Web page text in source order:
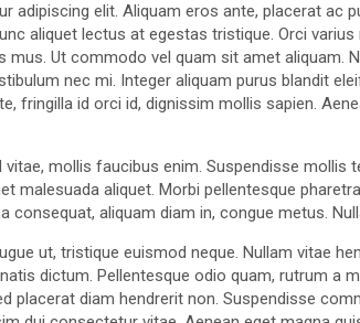
elit. Aliquam eros ante, placerat ac
aliquet lectus at egestas tristique. Orci
Ut commodo vel quam sit amet aliquam.
nec mi. Integer aliquam purus blandit
fringilla id orci id, dignissim mollis sapien.
mollis faucibus enim. Suspendisse mollis
malesuada aliquet. Morbi pellentesque
consequat, aliquam diam in, congue metus.
ut, tristique euismod neque. Nullam vitae
dictum. Pellentesque odio quam, rutrum a
placerat diam hendrerit non. Suspendisse